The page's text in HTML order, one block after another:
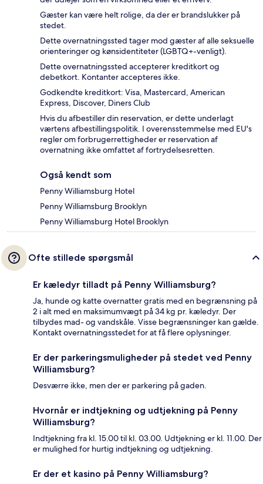
Gæster kan være helt rolige, da der er brandslukker på
stedet.
Dette overnatningssted tager mod gæster af alle seksuelle
orienteringer og kønsidentiteter (LGBTQ+-venligt).
Dette overnatningssted accepterer kreditkort og
debetkort. Kontanter accepteres ikke.
Godkendte kreditkort: Visa, Mastercard, American
Express, Discover, Diners Club
Hvis du afbestiller din reservation, er dette underlagt
værtens afbestillingspolitik. I overensstemmelse med EU's
regler om forbrugerrettigheder er reservation af
overnatning ikke omfattet af fortrydelsesretten.
Også kendt som
Penny Williamsburg Hotel
Penny Williamsburg Brooklyn
Penny Williamsburg Hotel Brooklyn
Ofte stillede spørgsmål
Er kæledyr tilladt på Penny Williamsburg?
Ja, hunde og katte overnatter gratis med en begrænsning på
2 i alt med en maksimumvægt på 34 kg pr. kæledyr. Der
tilbydes mad- og vandskåle. Visse begrænsninger kan gælde.
Kontakt overnatningsstedet for at få flere oplysninger.
Er der parkeringsmuligheder på stedet ved Penny
Williamsburg?
Desværre ikke, men der er parkering på gaden.
Hvornår er indtjekning og udtjekning på Penny
Williamsburg?
Indtjekning fra kl. 15.00 til kl. 03.00. Udtjekning er kl. 11.00. Der
er mulighed for hurtig indtjekning og udtjekning.
Er der et kasino på Penny Williamsburg?